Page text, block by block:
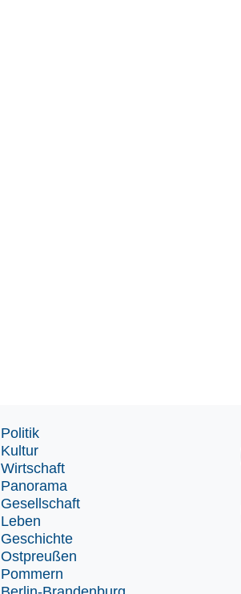
Politik
Kultur
Wirtschaft
Panorama
Gesellschaft
Leben
Geschichte
Ostpreußen
Pommern